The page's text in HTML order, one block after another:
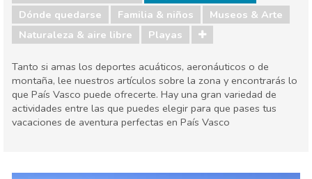
Dónde quedarse
Familia & niños
Museos & Arte
Naturaleza & aire libre
Playas
Tanto si amas los deportes acuáticos, aeronáuticos o de
montaña, lee nuestros artículos sobre la zona y encontrarás lo
que País Vasco puede ofrecerte. Hay una gran variedad de
actividades entre las que puedes elegir para que pases tus
vacaciones de aventura perfectas en País Vasco